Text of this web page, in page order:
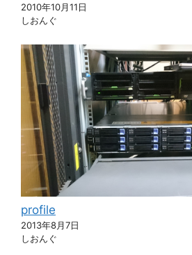
2010年10月11日
しおんぐ
profile
2013年8月7日
しおんぐ